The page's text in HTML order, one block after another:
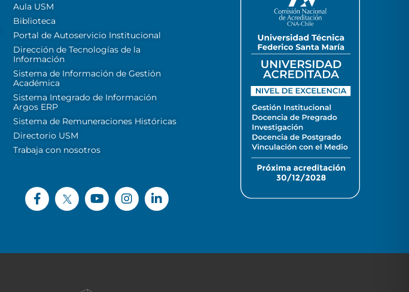
Aula USM
Biblioteca
Portal de Autoservicio Institucional
Dirección de Tecnologías de la
Información
Sistema de Información de Gestión
Académica
Sistema Integrado de Información
Argos ERP
Sistema de Remuneraciones Históricas
Directorio USM
Trabaja con nosotros